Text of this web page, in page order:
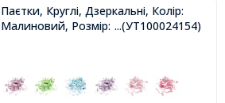
Паєтки, Круглі, Дзеркальні, Колір:
Малиновий, Розмір: 4 мм,...(УТ100024154)